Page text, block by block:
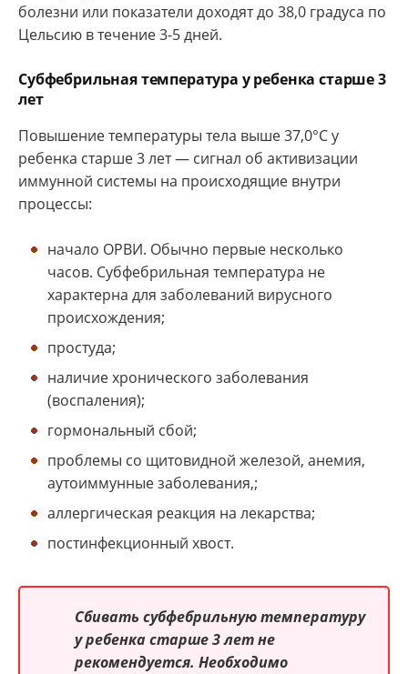
болезни или показатели доходят до 38,0 градуса по
Цельсию в течение 3-5 дней.
Субфебрильная температура у ребенка старше 3
лет
Повышение температуры тела выше 37,0°С у
ребенка старше 3 лет — сигнал об активизации
иммунной системы на происходящие внутри
процессы:
начало ОРВИ. Обычно первые несколько
часов. Субфебрильная температура не
характерна для заболеваний вирусного
происхождения;
простуда;
наличие хронического заболевания
(воспаления);
гормональный сбой;
проблемы со щитовидной железой, анемия,
аутоиммунные заболевания,;
аллергическая реакция на лекарства;
постинфекционный хвост.
Сбивать субфебрильную температуру
у ребенка старше 3 лет не
рекомендуется. Необходимо